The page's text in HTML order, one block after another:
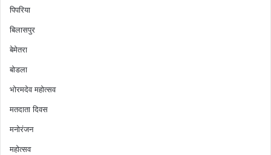
पिपरिया
बिलासपुर
बेमेतरा
बोडला
भोरमदेव महोत्सव
मतदाता दिवस
मनोरंजन
महोत्सव